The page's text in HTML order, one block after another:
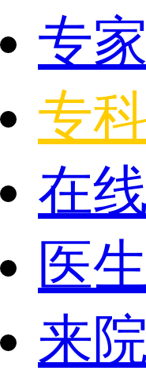
专
专
在
医
来